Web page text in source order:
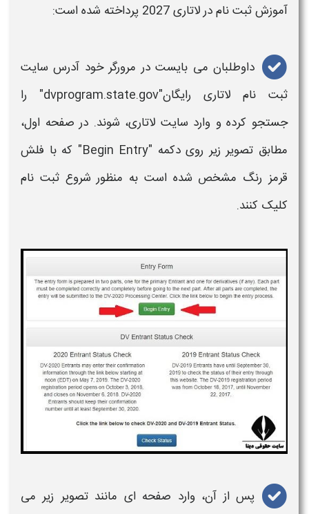
آموزش ثبت نام در لاتاری 2027
پرداخته شده است:
داوطلبان می بایست در مرورگر خود آدرس سایت
ثبت نام لاتاری رایگان"
dvprogram.state.gov" را
جستجو کرده و وارد سایت لاتاری، شوند. در صفحه اول،
مطابق تصویر زیر روی دکمه "Begin Entry" که با فلش
قرمز رنگ مشخص شده است به منظور شروعثبت نام
کلیک کنند.
پس از آن، وارد صفحه ای مانند تصویر زیر می